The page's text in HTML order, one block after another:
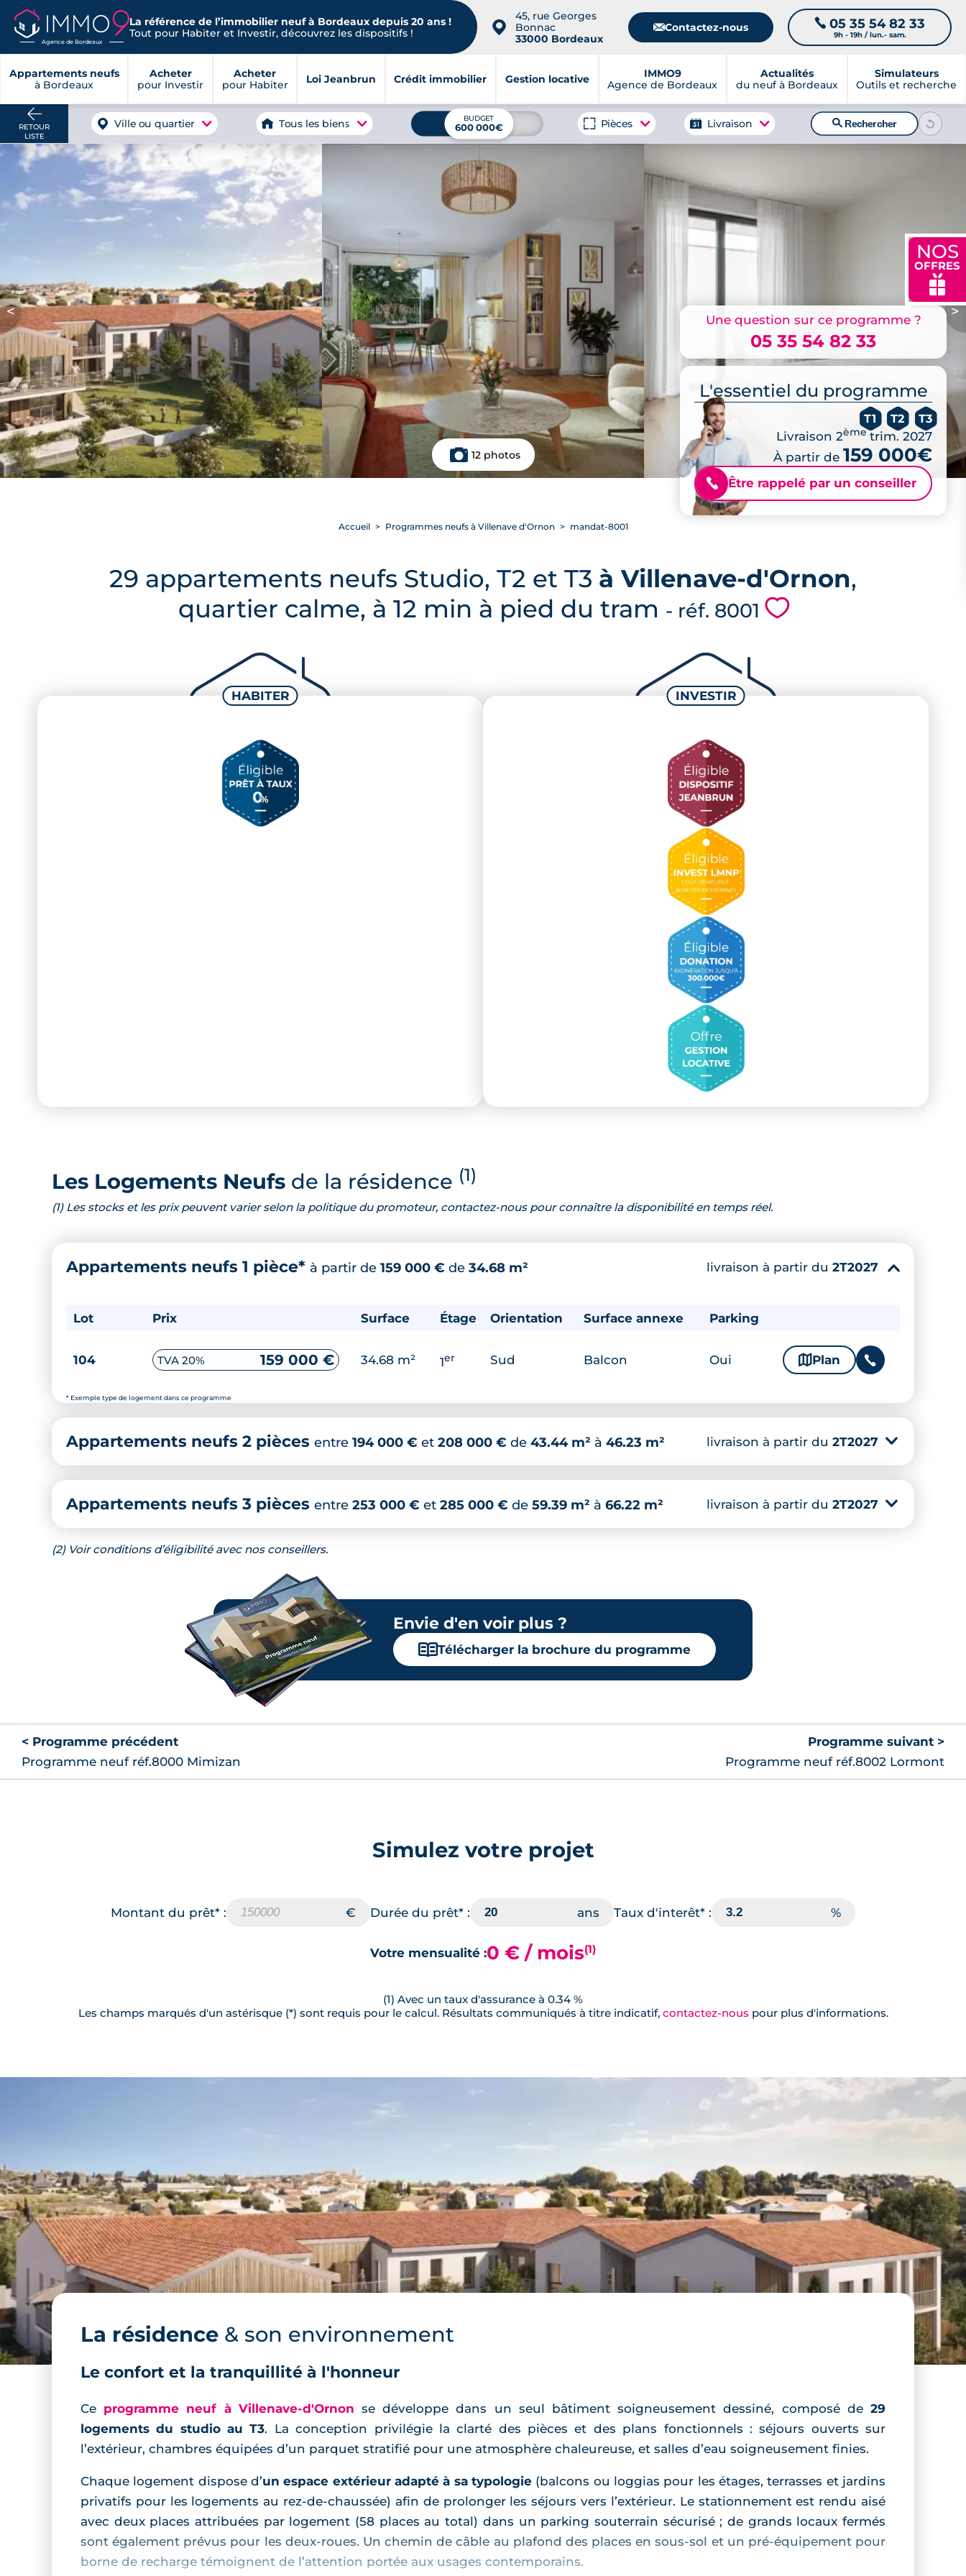
Agence de Bordeaux
La référence de l’immobilier neuf à Bordeaux depuis 20 ans !
Tout pour Habiter et Investir, découvrez les dispositifs !
📍
45, rue Georges
Bonnac
33000 Bordeaux
📧Contactez-nous 📞 05 35 54 82 33
9h - 19h / lun.- sam.
Appartements neufs
à Bordeaux
Acheter
pour Investir
Acheter
pour Habiter
Loi Jeanbrun Crédit immobilier Gestion locative
IMMO9
Agence de Bordeaux
Actualités
du neuf à Bordeaux
Simulateurs
Outils et recherche
NOS
OFFRES
🎁
RETOUR
LISTE
Ville ou quartier Tous les biens BUDGET
600 000€ Pièces Livraison 🔍Rechercher
< >
12 photos
Une question sur ce programme ?
05 35 54 82 33
L'essentiel du programme
T1 T2 T3
Livraison 2èmetrim. 2027
À partir de 159 000€
📞 Être rappelé par un conseiller
Accueil Programmes neufs à Villenave d'Ornon mandat-8001
29 appartements neufs Studio, T2 et T3 à Villenave-d'Ornon,
quartier calme, à 12 min à pied du tram - réf. 8001 💗
Les Logements Neufs de la résidence (1)
(1) Les stocks et les prix peuvent varier selon la politique du promoteur, contactez-nous pour connaître la disponibilité en temps réel.
Appartements neufs 1 pièce* à partir de 159 000 € de 34.68 m²
* Exemple type de logement dans ce programme
livraison à partir du 2T2027 ▾
Lot Prix Surface Étage Orientation Surface annexe Parking
104 TVA 20% 159 000 € 34.68 m² 1er Sud Balcon Oui 🗞 Plan 📞
Appartements neufs 2 pièces entre 194 000 € et 208 000 € de 43.44 m² à 46.23 m² livraison à partir du 2T2027 ▾
Appartements neufs 3 pièces entre 253 000 € et 285 000 € de 59.39 m² à 66.22 m² livraison à partir du 2T2027 ▾
(2) Voir conditions d’éligibilité avec nos conseillers.
Envie d'en voir plus ?
📖Télécharger la brochure du programme
< Programme précédent
Programme neuf réf.8000 Mimizan
Programme suivant >
Programme neuf réf.8002 Lormont
Simulez votre projet
Montant du prêt* : Durée du prêt* : Taux d'interêt* :
Votre mensualité :0 € / mois(1)
(1) Avec un taux d'assurance à 0.34 %
Les champs marqués d'un astérisque (*) sont requis pour le calcul. Résultats communiqués à titre indicatif, contactez-nous pour plus d'informations.
La résidence & son environnement
Le confort et la tranquillité à l'honneur
Ce programme neuf à Villenave-d'Ornon se développe dans un seul bâtiment soigneusement dessiné, composé de29
logements du studio au T3. La conception privilégie la clarté des pièces et des plans fonctionnels : séjours ouverts sur
l’extérieur, chambres équipées d’un parquet stratifié pour une atmosphère chaleureuse, et salles d’eau soigneusement finies.
Chaque logement dispose d’un espace extérieur adapté à sa typologie (balcons ou loggias pour les étages, terrasses et jardins
privatifs pour les logements au rez‑de‑chaussée) afin de prolonger les séjours vers l’extérieur. Le stationnement est rendu aisé
avec deux places attribuées par logement (58 places au total) dans un parking souterrain sécurisé ; de grands locaux fermés
sont également prévus pour les deux‑roues. Un chemin de câble au plafond des places en sous‑sol et un pré‑équipement pour
borne de recharge témoignent de l’attention portée aux usages contemporains.